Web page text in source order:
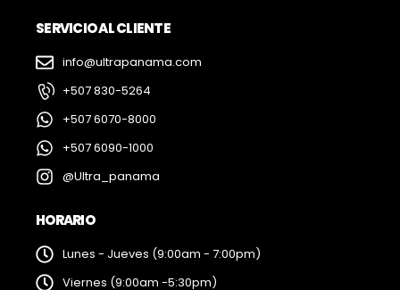
SERVICIO AL CLIENTE
info@ultrapanama.com
+507 830-5264
+507 6070-8000
+507 6090-1000
@Ultra_panama
HORARIO
Lunes - Jueves (9:00am - 7:00pm)
Viernes (9:00am -5:30pm)